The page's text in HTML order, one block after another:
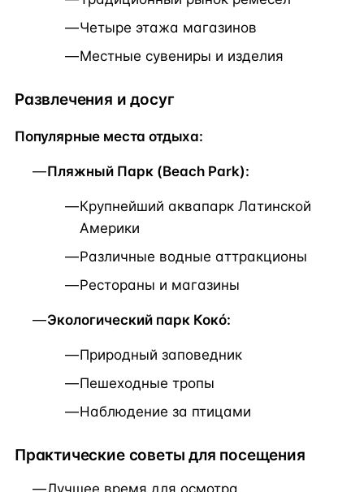
Четыре этажа магазинов
Местные сувениры и изделия
Развлечения и досуг
Популярные места отдыха:
Пляжный Парк (Beach Park):
Крупнейший аквапарк Латинской
Америки
Различные водные аттракционы
Рестораны и магазины
Экологический парк Кокó:
Природный заповедник
Пешеходные тропы
Наблюдение за птицами
Практические советы для посещения
Лучшее время для осмотра